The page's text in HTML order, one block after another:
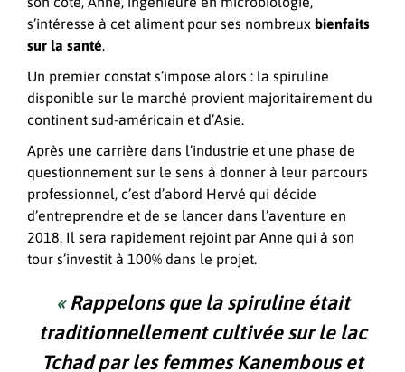
s’intéresse à cet aliment pour ses nombreux bienfaits
sur la santé.
Un premier constat s’impose alors : la spiruline
disponible sur le marché provient majoritairement du
continent sud-américain et d’Asie.
Après une carrière dans l’industrie et une phase de
questionnement sur le sens à donner à leur parcours
professionnel, c’est d’abord Hervé qui décide
d’entreprendre et de se lancer dans l’aventure en
2018. Il sera rapidement rejoint par Anne qui à son
tour s’investit à 100% dans le projet.
«Rappelons que la spiruline était
traditionnellement cultivée sur le lac
Tchad par les femmes Kanembous et